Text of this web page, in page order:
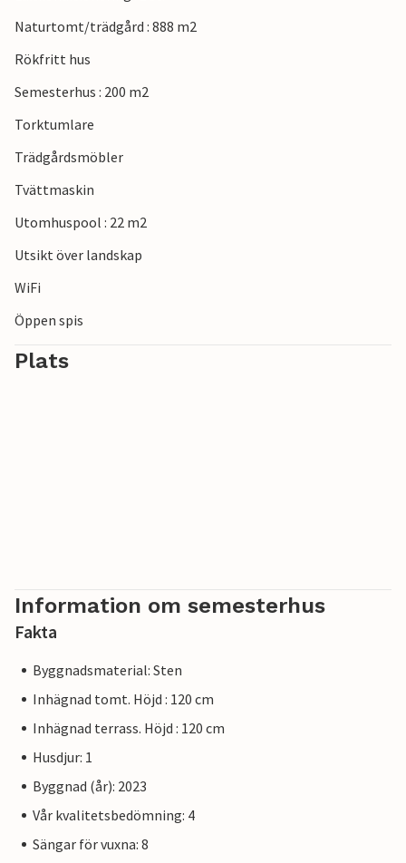
Naturtomt/trädgård : 888 m2
Rökfritt hus
Semesterhus : 200 m2
Torktumlare
Trädgårdsmöbler
Tvättmaskin
Utomhuspool : 22 m2
Utsikt över landskap
WiFi
Öppen spis
Plats
Information om semesterhus
Fakta
Byggnadsmaterial: Sten
Inhägnad tomt. Höjd : 120 cm
Inhägnad terrass. Höjd : 120 cm
Husdjur: 1
Byggnad (år): 2023
Vår kvalitetsbedömning: 4
Sängar för vuxna: 8